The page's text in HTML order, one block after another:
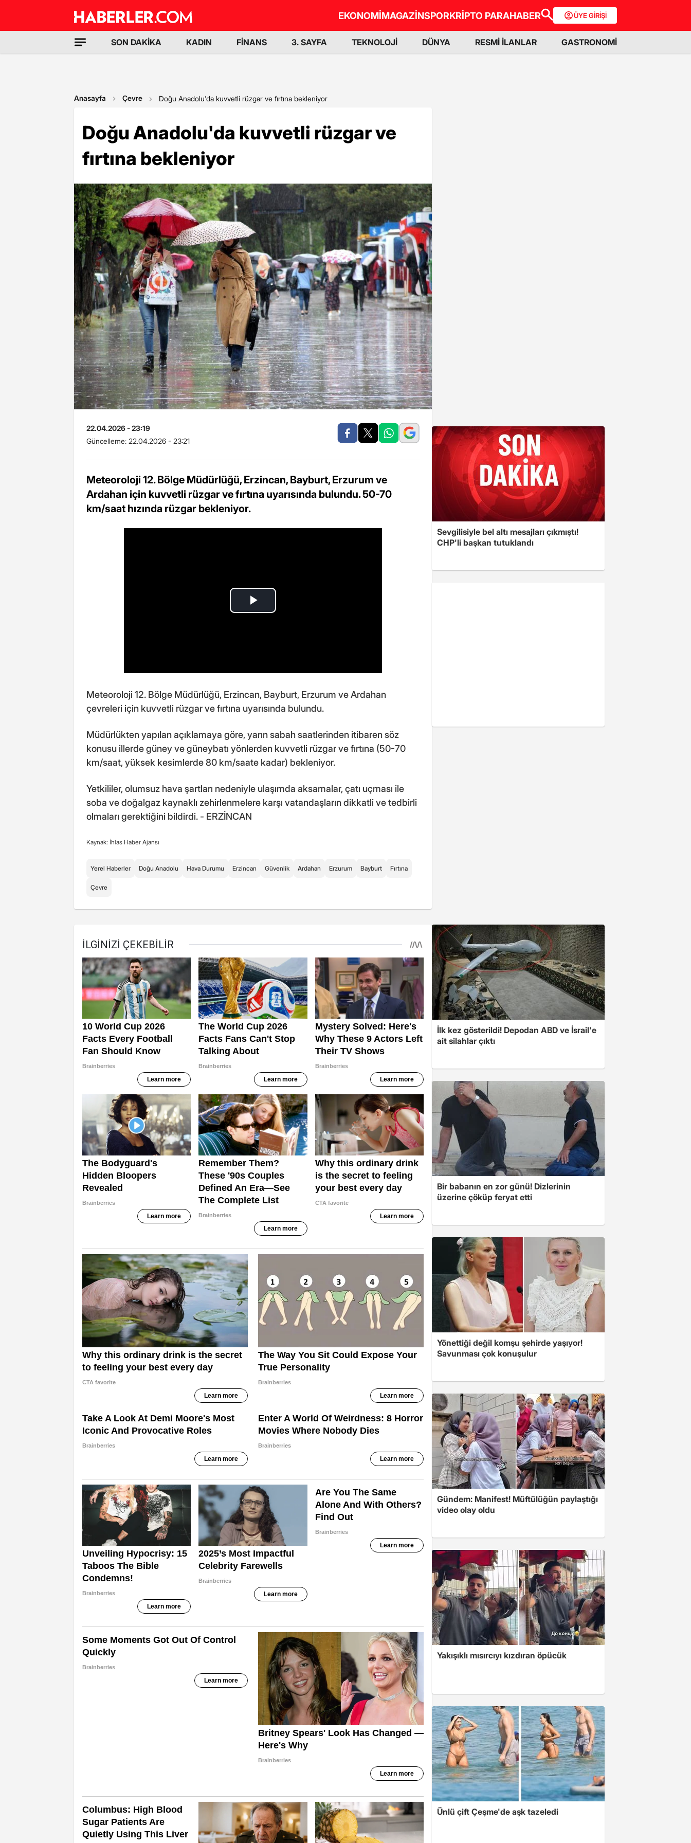
EKONOMİMAGAZİNSPORKRİPTO PARAHABER ÜYE GİRİŞİ
SON DAKİKA KADIN FİNANS 3. SAYFA TEKNOLOJİ DÜNYA RESMİ İLANLAR GASTRONOMİ
Anasayfa Çevre Doğu Anadolu'da kuvvetli rüzgar ve fırtına bekleniyor
Doğu Anadolu'da kuvvetli rüzgar ve
fırtına bekleniyor
22.04.2026 - 23:19
Güncelleme: 22.04.2026 - 23:21
Meteoroloji 12. Bölge Müdürlüğü, Erzincan, Bayburt, Erzurum ve
Ardahan için kuvvetli rüzgar ve fırtına uyarısında bulundu. 50-70
km/saat hızında rüzgar bekleniyor.
Meteoroloji 12. Bölge Müdürlüğü, Erzincan, Bayburt, Erzurum ve Ardahan
çevreleri için kuvvetli rüzgar ve fırtına uyarısında bulundu.
Müdürlükten yapılan açıklamaya göre, yarın sabah saatlerinden itibaren söz
konusu illerde güney ve güneybatı yönlerden kuvvetli rüzgar ve fırtına (50-70
km/saat, yüksek kesimlerde 80 km/saate kadar) bekleniyor.
Yetkililer, olumsuz hava şartları nedeniyle ulaşımda aksamalar, çatı uçması ile
soba ve doğalgaz kaynaklı zehirlenmelere karşı vatandaşların dikkatli ve tedbirli
olmaları gerektiğini bildirdi. - ERZİNCAN
Kaynak: İhlas Haber Ajansı
Yerel Haberler Doğu Anadolu Hava Durumu Erzincan Güvenlik Ardahan Erzurum Bayburt Fırtına
Çevre
Sevgilisiyle bel altı mesajları çıkmıştı!
CHP'li başkan tutuklandı
İlk kez gösterildi! Depodan ABD ve İsrail'e
ait silahlar çıktı
Bir babanın en zor günü! Dizlerinin
üzerine çöküp feryat etti
Yönettiği değil komşu şehirde yaşıyor!
Savunması çok konuşulur
Gündem: Manifest! Müftülüğün paylaştığı
video olay oldu
Yakışıklı mısırcıyı kızdıran öpücük
Ünlü çift Çeşme'de aşk tazeledi